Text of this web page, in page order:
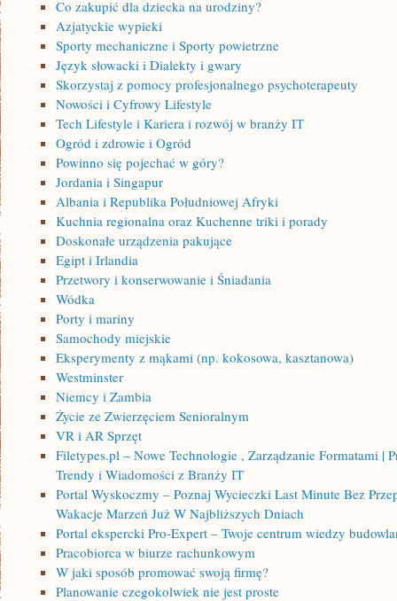
Co zakupić dla dziecka na urodziny?
Azjatyckie wypieki
Sporty mechaniczne i Sporty powietrzne
Język słowacki i Dialekty i gwary
Skorzystaj z pomocy profesjonalnego psychoterapeuty
Nowości i Cyfrowy Lifestyle
Tech Lifestyle i Kariera i rozwój w branży IT
Ogród i zdrowie i Ogród
Powinno się pojechać w góry?
Jordania i Singapur
Albania i Republika Południowej Afryki
Kuchnia regionalna oraz Kuchenne triki i porady
Doskonałe urządzenia pakujące
Egipt i Irlandia
Przetwory i konserwowanie i Śniadania
Wódka
Porty i mariny
Samochody miejskie
Eksperymenty z mąkami (np. kokosowa, kasztanowa)
Westminster
Niemcy i Zambia
Życie ze Zwierzęciem Senioralnym
VR i AR Sprzęt
Filetypes.pl – Nowe Technologie , Zarządzanie Formatami |
Trendy i Wiadomości z Branży IT
Portal Wyskoczmy – Poznaj Wycieczki Last Minute Bez
Wakacje Marzeń Już W Najbliższych Dniach
Portal ekspercki Pro-Expert – Twoje centrum wiedzy
Pracobiorca w biurze rachunkowym
W jaki sposób promować swoją firmę?
Planowanie czegokolwiek nie jest proste